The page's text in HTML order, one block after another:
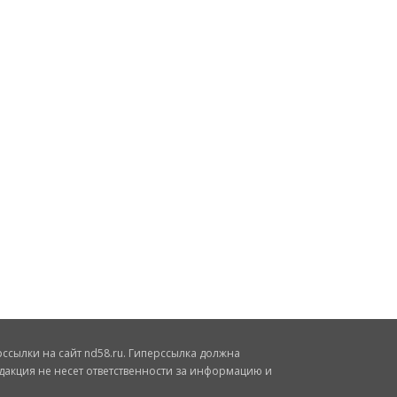
на сайт nd58.ru. Гиперссылка должна
не несет ответственности за информацию и